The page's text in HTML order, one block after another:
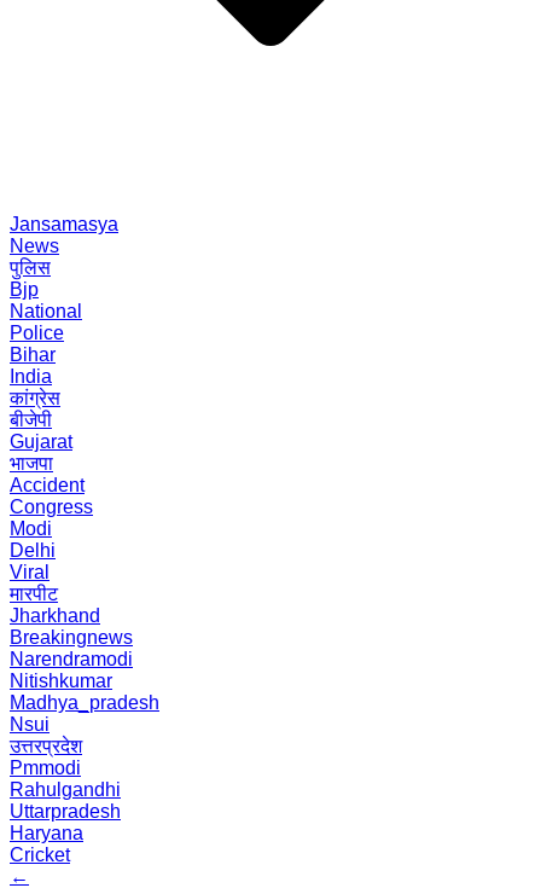
Jansamasya
News
पुलिस
Bjp
National
Police
Bihar
India
कांग्रेस
बीजेपी
Gujarat
भाजपा
Accident
Congress
Modi
Delhi
Viral
मारपीट
Jharkhand
Breakingnews
Narendramodi
Nitishkumar
Madhya_pradesh
Nsui
उत्तरप्रदेश
Pmmodi
Rahulgandhi
Uttarpradesh
Haryana
Cricket
←